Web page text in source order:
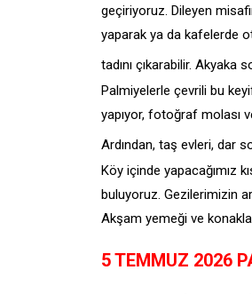
geçiriyoruz. Dileyen
yaparak ya da kafelerde
tadını çıkarabilir. Akyaka
Palmiyelerle çevrili bu
yapıyor, fotoğraf molası
Ardından, taş evleri, dar
Köy içinde yapacağımız
buluyoruz. Gezilerimizin
Akşam yemeği ve
5 TEMMUZ 2026